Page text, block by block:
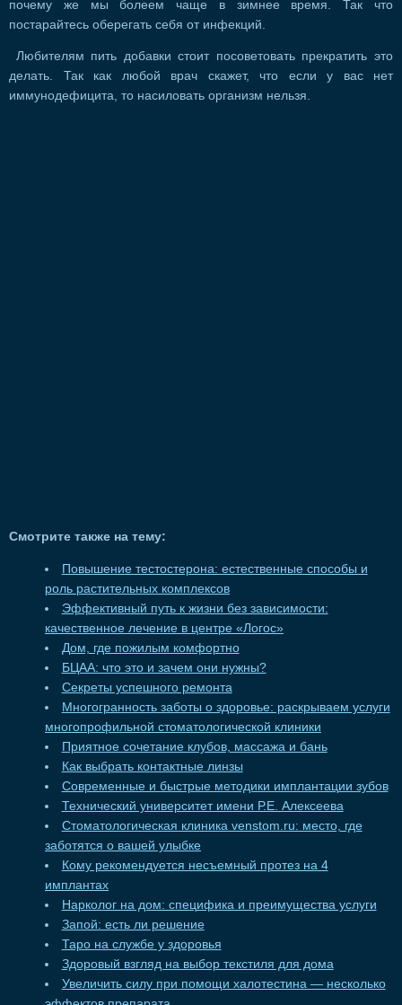
почему же мы болеем чаще в зимнее время. Так что
постарайтесь оберегать себя от инфекций.
Любителям пить добавки стоит посоветовать прекратить это
делать. Так как любой врач скажет, что если у вас нет
иммунодефицита, то насиловать организм нельзя.
Смотрите также на тему:
Повышение тестостерона: естественные способы и
роль растительных комплексов
Эффективный путь к жизни без зависимости:
качественное лечение в центре «Логос»
Дом, где пожилым комфортно
БЦАА: что это и зачем они нужны?
Секреты успешного ремонта
Многогранность заботы о здоровье: раскрываем услуги
многопрофильной стоматологической клиники
Приятное сочетание клубов, массажа и бань
Как выбрать контактные линзы
Современные и быстрые методики имплантации зубов
Технический университет имени Р.Е. Алексеева
Стоматологическая клиника venstom.ru: место, где
заботятся о вашей улыбке
Кому рекомендуется несъемный протез на 4
имплантах
Нарколог на дом: специфика и преимущества услуги
Запой: есть ли решение
Таро на службе у здоровья
Здоровый взгляд на выбор текстиля для дома
Увеличить силу при помощи халотестина — несколько